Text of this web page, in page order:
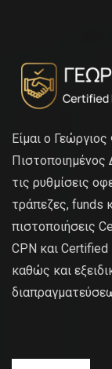
Είμαι ο
Πιστοποιημένος
τις ρυθμίσεις
τράπεζες, funds
πιστοποιήσεις
CPN και
καθώς και